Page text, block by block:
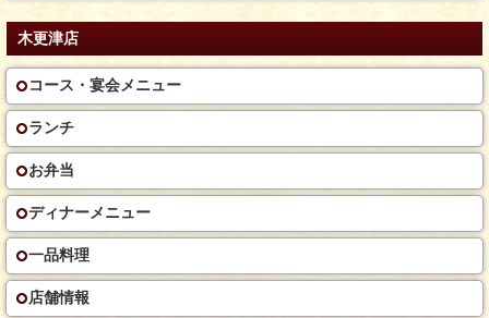
木更津店
コース・宴会メニュー
ランチ
お弁当
ディナーメニュー
一品料理
店舗情報